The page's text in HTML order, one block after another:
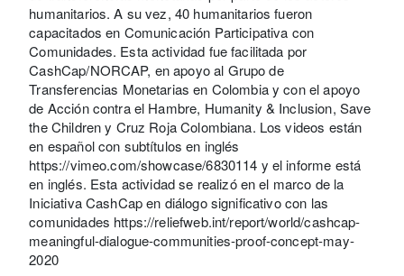
humanitarios. A su vez, 40 humanitarios fueron
capacitados en Comunicación Participativa con
Comunidades. Esta actividad fue facilitada por
CashCap/NORCAP, en apoyo al Grupo de
Transferencias Monetarias en Colombia y con el apoyo
de Acción contra el Hambre, Humanity & Inclusion, Save
the Children y Cruz Roja Colombiana. Los videos están
en español con subtítulos en inglés
https://vimeo.com/showcase/6830114 y el informe está
en inglés. Esta actividad se realizó en el marco de la
Iniciativa CashCap en diálogo significativo con las
comunidades https://reliefweb.int/report/world/cashcap-
meaningful-dialogue-communities-proof-concept-may-
2020